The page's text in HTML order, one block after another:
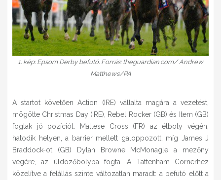
1. kép: Epsom Derby befutó. Forrás: theguardian.com/ Andrew
Matthews/PA
A startot követően Action (IRE) vállalta magára a vezetést,
mögötte Christmas Day (IRE), Rebel Rocker (GB) és Item (GB)
fogtak jó pozíciót. Maltese Cross (FR) az élboly végén,
hatodik helyen, a barrier mellett galoppozott, míg James J
Braddock-ot (GB) Dylan Browne McMonagle a mezőny
végére, az üldözőbolyba fogta. A Tattenham Cornerhez
közelítve a felállás szinte változatlan maradt: a befutó előtt a